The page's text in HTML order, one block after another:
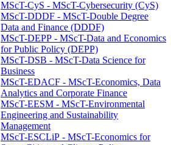
MScT-CyS - MScT-Cybersecurity (CyS)
MScT-DDDF - MScT-Double Degree
Data and Finance (DDDF)
MScT-DEPP - MScT-Data and Economics
for Public Policy (DEPP)
MScT-DSB - MScT-Data Science for
Business
MScT-EDACF - MScT-Economics, Data
Analytics and Corporate Finance
MScT-EESM - MScT-Environmental
Engineering and Sustainability
Management
MScT-ESCLiP - MScT-Economics for